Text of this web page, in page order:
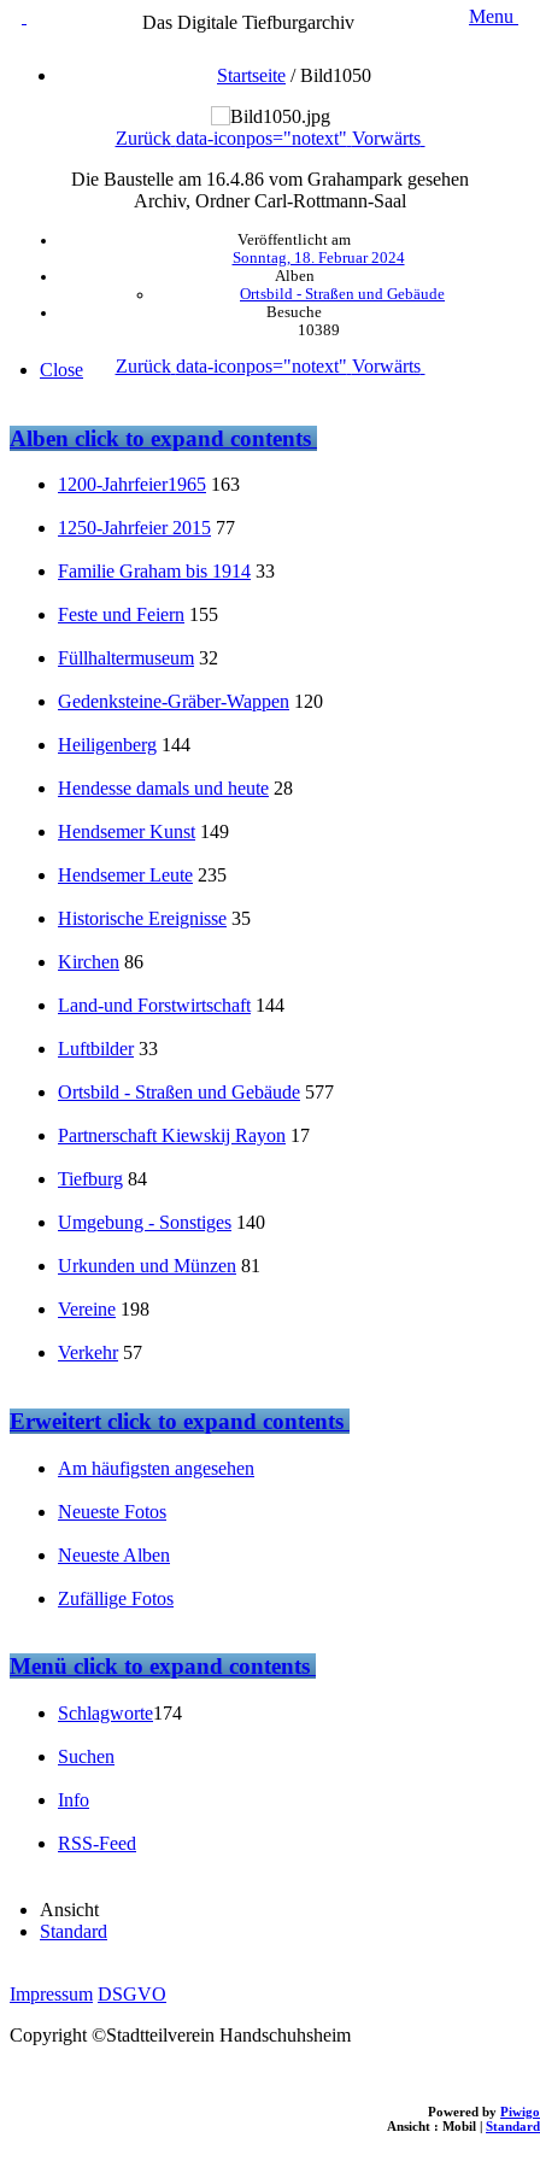
Das Digitale Tiefburgarchiv Menu
Startseite /Bild1050
Zurück data-iconpos="notext" Vorwärts
Die Baustelle am 16.4.86 vom Grahampark gesehen
Archiv, Ordner Carl-Rottmann-Saal
Veröffentlicht am
Sonntag, 18. Februar 2024
Alben
Ortsbild - Straßen und Gebäude
Besuche
10389
Zurück data-iconpos="notext" Vorwärts
Powered by Piwigo
Ansicht : Mobil | Standard
Close
Albenclick to expand contents
1200-Jahrfeier1965 163
1250-Jahrfeier 2015 77
Familie Graham bis 1914 33
Feste und Feiern 155
Füllhaltermuseum 32
Gedenksteine-Gräber-Wappen 120
Heiligenberg 144
Hendesse damals und heute 28
Hendsemer Kunst 149
Hendsemer Leute 235
Historische Ereignisse 35
Kirchen 86
Land-und Forstwirtschaft 144
Luftbilder 33
Ortsbild - Straßen und Gebäude 577
Partnerschaft Kiewskij Rayon 17
Tiefburg 84
Umgebung - Sonstiges 140
Urkunden und Münzen 81
Vereine 198
Verkehr 57
Erweitertclick to expand contents
Am häufigsten angesehen
Neueste Fotos
Neueste Alben
Zufällige Fotos
Menüclick to expand contents
Schlagworte174
Suchen
Info
RSS-Feed
Ansicht
Standard
Impressum DSGVO
Copyright ©Stadtteilverein Handschuhsheim